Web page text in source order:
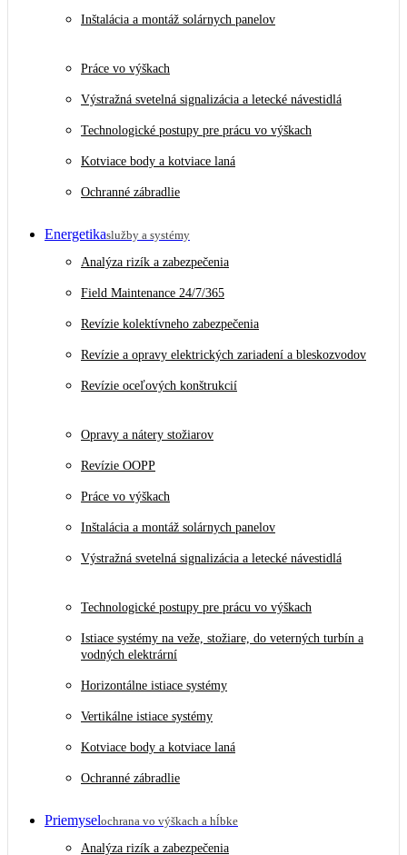
Inštalácia a montáž solárnych panelov
Práce vo výškach
Výstražná svetelná signalizácia a letecké návestidlá
Technologické postupy pre prácu vo výškach
Kotviace body a kotviace laná
Ochranné zábradlie
Energetikaslužby a systémy
Analýza rizík a zabezpečenia
Field Maintenance 24/7/365
Revízie kolektívneho zabezpečenia
Revízie a opravy elektrických zariadení a bleskozvodov
Revízie oceľových konštrukcií
Opravy a nátery stožiarov
Revízie OOPP
Práce vo výškach
Inštalácia a montáž solárnych panelov
Výstražná svetelná signalizácia a letecké návestidlá
Technologické postupy pre prácu vo výškach
Istiace systémy na veže, stožiare, do veterných turbín a
vodných elektrární
Horizontálne istiace systémy
Vertikálne istiace systémy
Kotviace body a kotviace laná
Ochranné zábradlie
Priemyselochrana vo výškach a hĺbke
Analýza rizík a zabezpečenia